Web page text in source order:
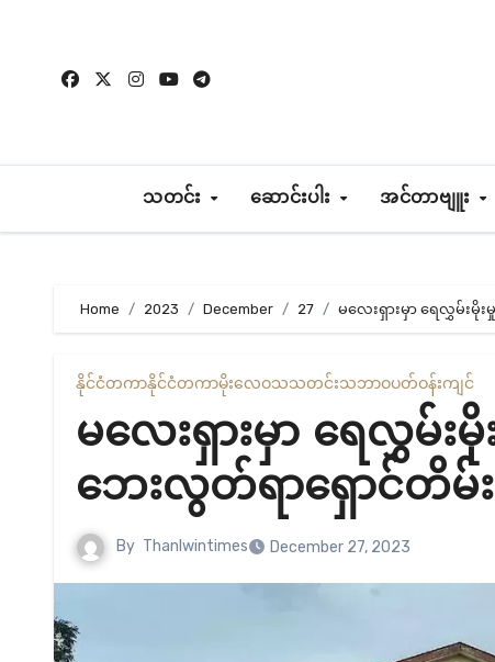
content
သတင်း ဆောင်းပါး အင်တာဗျူး
Home 2023 December 27 မလေးရှားမှာ ရေလွှမ်းမို
နိုင်ငံတကာနိုင်ငံတကာမိုးလေဝသသတင်းသဘာဝပတ်ဝန်းကျင်
မလေးရှားမှာ ရေလွှမ်း
ဘေးလွတ်ရာရှောင်တိမ်း
By Thanlwintimes December 27, 2023